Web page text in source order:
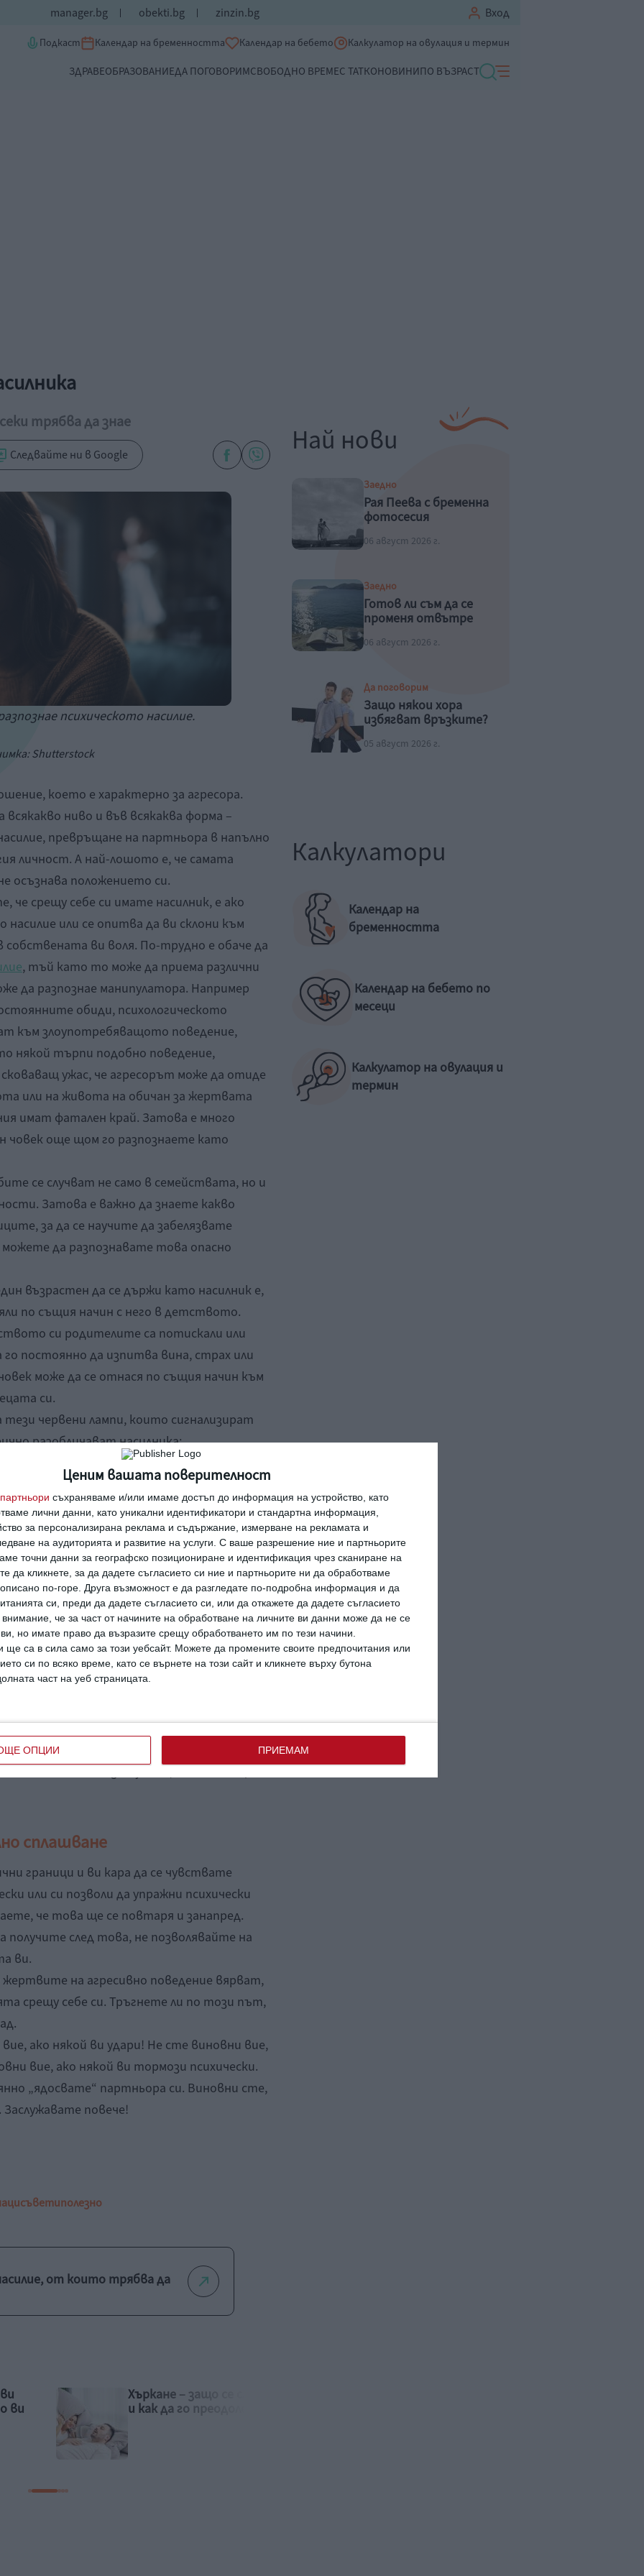
Ценим вашата поверителност
партньори съхраняваме и/или имаме достъп до информация на устройство, като
лични данни, като уникални идентификатори и стандартна информация,
за персонализирана реклама и съдържание, измерване на рекламата и
на аудиторията и развитие на услуги. С ваше разрешение ние и партньорите
точни данни за географско позициониране и идентификация чрез сканиране на
да кликнете, за да дадете съгласието си ние и партньорите ни да обработваме
описано по-горе. Друга възможност е да разгледате по-подробна информация и да
си, преди да дадете съгласието си, или да откажете да дадете съгласието
че за част от начините на обработване на личните ви данни може да не се
ви, но имате право да възразите срещу обработването им по тези начини.
ще са в сила само за този уебсайт. Можете да промените своите предпочитания или
си по всяко време, като се върнете на този сайт и кликнете върху бутона
част на уеб страницата.
ОПЦИИ ПРИЕМАМ
manager.bg obekti.bg zinzin.bg Вход
Подкаст Календар на бременността Календар на бебето Калкулатор на овулация и термин
ЗДРАВЕОБРАЗОВАНИЕДА ПОГОВОРИМСВОБОДНО ВРЕМЕС ТАТКОНОВИНИПО ВЪЗРАСТ
трябва да знае
Следвайте ни в Google
психическото насилие.
Shutterstock
което е характерно за агресора.
ниво и във всякаква форма –
превръщане на партньора в напълно
личност. А най-лошото е, че самата
осъзнава положението си.
че срещу себе си имате насилник, е ако
насилие или се опитва да ви склони към
ви воля. По-трудно е обаче да
, тъй като то може да приема различни
да разпознае манипулатора. Например
обиди, психологическото
към злоупотребяващото поведение,
някой търпи подобно поведение,
ужас, че агресорът може да отиде
или на живота на обичан за жертвата
имат фатален край. Затова е много
човек още щом го разпознаете като
се случват не само в семействата, но и
Затова е важно да знаете какво
за да се научите да забелязвате
да разпознавате това опасно
възрастен да се държи като насилник е,
по същия начин с него в детството.
си родителите са потискали или
постоянно да изпитва вина, страх или
може да се отнася по същия начин към
си.
червени лампи, които сигнализират
разобличават насилника:
другия човек
на друг:„ти си глупав", „всичко в теб е
не е достатъчно“, „пак се провали“, „за
и т.н. Подобни обвинения водят до
за цел да унижат, да подценят и в
че неговите/нейните искания са много
и искания са просто глупави,
да се чувствате зле заради
когато ви обижда, извърта нещата
и сте си го заслужили, бягайте още
сплашване
граници и ви кара да се чувствате
или си позволи да упражни психически
че това ще се повтаря и занапред.
получите след това, не позволявайте на
ви.
на агресивно поведение вярват,
срещу себе си. Тръгнете ли по този път,
ако някой ви удари! Не сте виновни вие,
вие, ако някой ви тормози психически.
„ядосвате“ партньора си. Виновни сте,
повече!
съветиполезно
от които трябва да
Детето не иска в
количката. Защо
Най нови
Заедно
Рая Пеева с бременна
фотосесия
06 август 2026 г.
Заедно
Готов ли съм да се
променя отвътре
06 август 2026 г.
Да поговорим
Защо някои хора
избягват връзките?
05 август 2026 г.
Калкулатори
Календар на
бременността
Календар на бебето по
месеци
Калкулатор на овулация и
термин